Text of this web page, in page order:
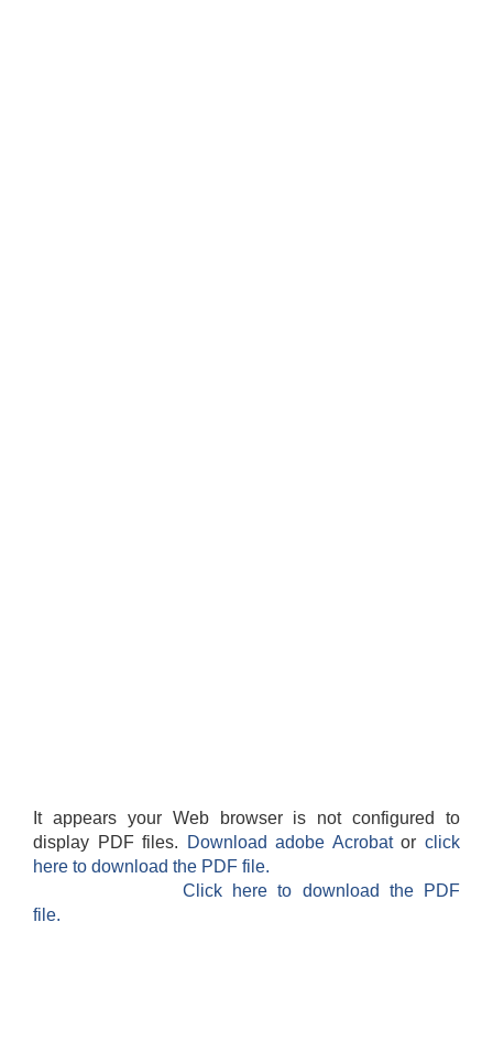
It appears your Web browser is not configured to
display PDF files.
Download adobe Acrobatorclick
here to download the PDF file.
Click here to download the PDF
file.